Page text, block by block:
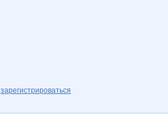
зарегистрироваться